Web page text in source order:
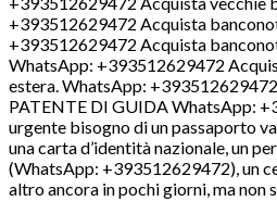
+393512629472 Acquista
+393512629472 Acquista
WhatsApp: +393512629472
estera. WhatsApp:
PATENTE DI GUIDA WhatsApp:
urgente bisogno di un passaporto
una carta d’identità nazionale, un
(WhatsApp: +393512629472), un
altro ancora in pochi giorni, ma non